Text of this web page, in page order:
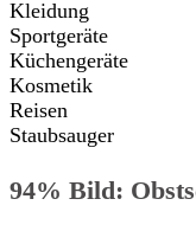
Kleidung
Sportgeräte
Küchengeräte
Kosmetik
Reisen
Staubsauger
94% Bild: